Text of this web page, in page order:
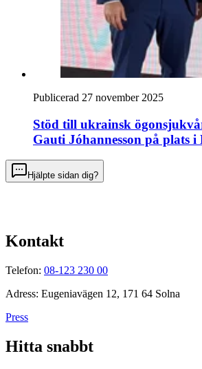
Publicerad 27 november 2025
Stöd till ukrainsk
Gauti Jóhannesson på plats
Hjälpte sidan dig?
Kontakt
Telefon: 08-123 230 00
Adress: Eugeniavägen 12, 171 64 Solna
Press
Hitta snabbt